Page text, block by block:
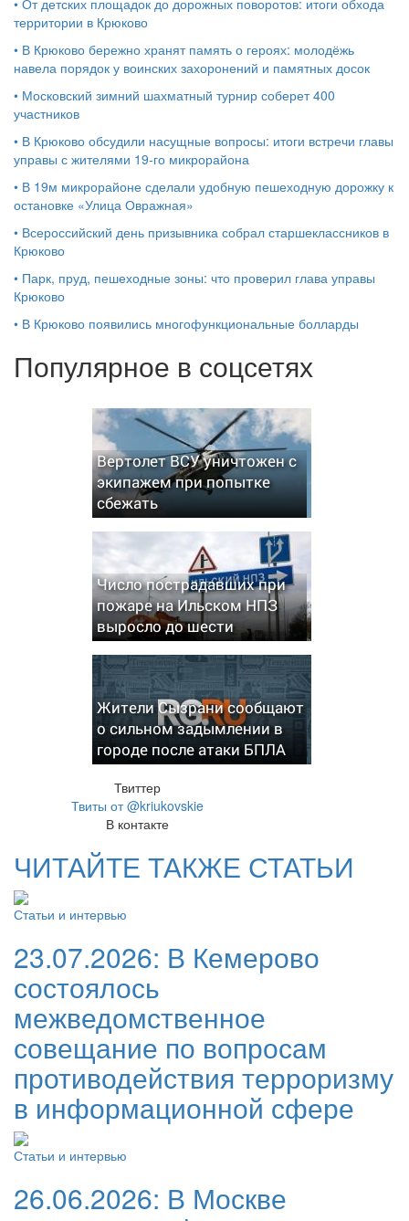
территории в Крюково
• В Крюково бережно хранят память о героях: молодёжь
навела порядок у воинских захоронений и памятных досок
• Московский зимний шахматный турнир соберет 400
участников
• В Крюково обсудили насущные вопросы: итоги встречи главы
управы с жителями 19‑го микрорайона
• В 19м микрорайоне сделали удобную пешеходную дорожку к
остановке «Улица Овражная»
• Всероссийский день призывника собрал старшеклассников в
Крюково
• Парк, пруд, пешеходные зоны: что проверил глава управы
Крюково
• В Крюково появились многофункциональные болларды
Популярное в соцсетях
Вертолет ВСУ уничтожен с
экипажем при попытке
сбежать
Число пострадавших при
пожаре на Ильском НПЗ
выросло до шести
Жители Сызрани сообщают
о сильном задымлении в
городе после атаки БПЛА
Твиттер
Твиты от @kriukovskie
В контакте
ЧИТАЙТЕ ТАКЖЕ СТАТЬИ
Статьи и интервью
23.07.2026: В Кемерово
состоялось
межведомственное
совещание по вопросам
противодействия терроризму
в информационной сфере
Статьи и интервью
26.06.2026: В Москве